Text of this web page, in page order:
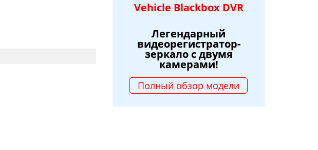
Vehicle Blackbox DVR
Легендарный
видеорегистратор-
зеркало с двумя
камерами!
Полный обзор модели